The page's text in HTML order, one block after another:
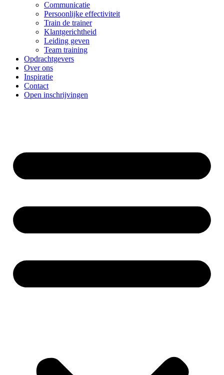
Communicatie
Persoonlijke effectiviteit
Train de trainer
Klantgerichtheid
Leiding geven
Team training
Opdrachtgevers
Over ons
Inspiratie
Contact
Open inschrijvingen